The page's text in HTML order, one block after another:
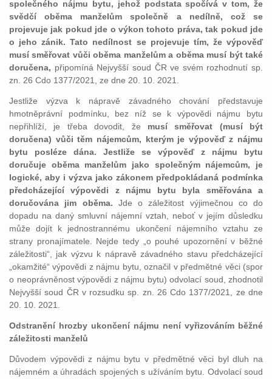
společného nájmu bytu, jehož podstata spočívá v tom, že
svědčí oběma manželům společně a nedílně, což se
projevuje jak pokud jde o výkon tohoto práva, tak pokud jde
o jeho zánik. Tato nedílnost se projevuje tím, že výpověď
musí směřovat vůči oběma manželům a oběma musí být také
doručena, připomíná Nejvyšší soud ČR ve svém rozhodnutí sp.
zn. 26 Cdo 1377/2021, ze dne 20. 10. 2021.
Jestliže výzva k nápravě závadného chování představuje
hmotněprávní podmínku, bez níž se k výpovědi nájmu bytu
nepřihlíží, je třeba dovodit, že musí směřovat (musí být
doručena) vůči těm nájemcům, kterým je výpověď z nájmu
bytu posléze dána.
Jestliže se výpověď z nájmu bytu
doručuje oběma manželům jako společným nájemcům, je
logické, aby i výzva jako zákonem předpokládaná podmínka
předcházející výpovědi z nájmu bytu byla směřována a
doručována jim oběma. Jde o záležitost výjimečnou co do
dopadu na daný smluvní nájemní vztah, neboť v jejím důsledku
může dojít k jednostrannému ukončení nájemního vztahu ze
strany pronajímatele. Nejde tedy „o pouhé upozornění v běžné
záležitosti“, jak výzvu k nápravě závadného stavu předcházející
„okamžité“ výpovědi z nájmu bytu, označil v předmětné věci (spor
o neoprávněnost výpovědi z nájmu bytu) odvolací soud, zhodnotil
Nejvyšší soud ČR v rozsudku sp. zn. 26 Cdo 1377/2021, ze dne
20. 10. 2021.
Odstranění hrozby ukončení nájmu není vyřizováním běžné
záležitosti manželů
Důvodem výpovědi z nájmu bytu v předmětné věci byl dluh na
nájemném a úhradách spojených s užíváním bytu. Odvolací soud